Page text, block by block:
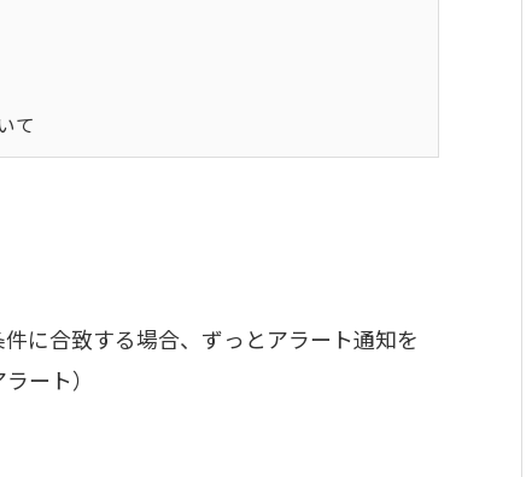
て
に合致する場合、ずっとアラート通知を
ート）